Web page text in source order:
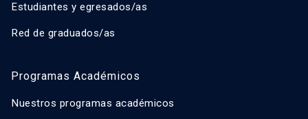
Estudiantes y egresados/as
Red de graduados/as
Programas Académicos
Nuestros programas académicos